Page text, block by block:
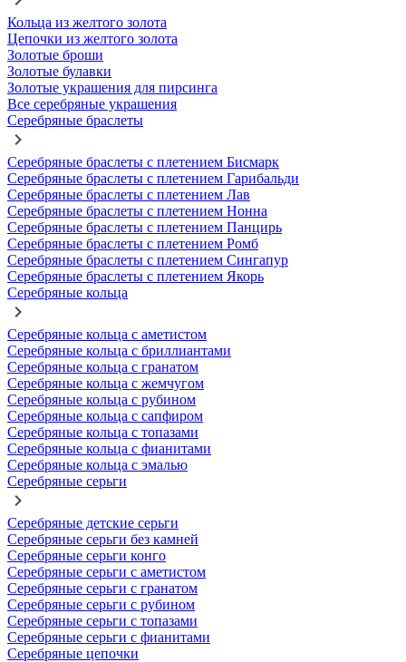
Кольца из желтого золота
Цепочки из желтого золота
Золотые броши
Золотые булавки
Золотые украшения для пирсинга
Все серебряные украшения
Серебряные браслеты
Серебряные браслеты с плетением Бисмарк
Серебряные браслеты с плетением Гарибальди
Серебряные браслеты с плетением Лав
Серебряные браслеты с плетением Нонна
Серебряные браслеты с плетением Панцирь
Серебряные браслеты с плетением Ромб
Серебряные браслеты с плетением Сингапур
Серебряные браслеты с плетением Якорь
Серебряные кольца
Серебряные кольца с аметистом
Серебряные кольца с бриллиантами
Серебряные кольца с гранатом
Серебряные кольца с жемчугом
Серебряные кольца с рубином
Серебряные кольца с сапфиром
Серебряные кольца с топазами
Серебряные кольца с фианитами
Серебряные кольца с эмалью
Серебряные серьги
Серебряные детские серьги
Серебряные серьги без камней
Серебряные серьги конго
Серебряные серьги с аметистом
Серебряные серьги с гранатом
Серебряные серьги с рубином
Серебряные серьги с топазами
Серебряные серьги с фианитами
Серебряные цепочки